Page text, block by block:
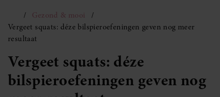
Gezond & mooi
Vergeet squats: déze bilspieroefeningen geven nog meer
resultaat
Vergeet squats: déze
bilspieroefeningen geven nog